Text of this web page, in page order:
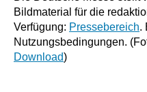
Bildmaterial für die
Verfügung: Pressebereich.
Nutzungsbedingungen.
Download)